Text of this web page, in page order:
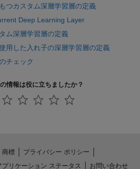
つカスタム深層学習層の定義
Deep Learning Layer
ム深層学習層の定義
用した入れ子の深層学習層の定義
チェック
情報は役に立ちましたか？
商標
プライバシー ポリシー
プリケーション ステータス お問い合わせ